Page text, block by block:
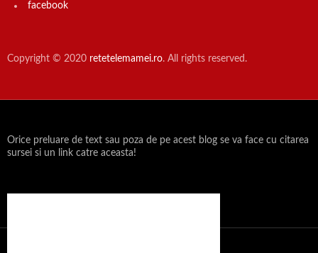
facebook
Copyright © 2020 retetelemamei.ro. All rights reserved.
Orice preluare de text sau poza de pe acest blog se va face cu citarea
sursei si un link catre aceasta!